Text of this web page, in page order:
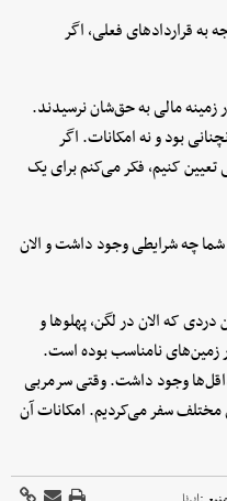
به قراردادهای فعلی، اگر
زمینه مالی به حق‌شان نرسیدند.
بود و نه امکانات. اگر
تعیین کنیم، فکر می‌کنم برای یک
چه شرایطی وجود داشت و الان
دردی که الان در لگن، پهلوها و
زمین‌های نامناسب بوده است.
وجود داشت. وقتی سرمربی
اتوبوس ۳۰۲ به شهرهای مختلف سفر می‌کردیم. امکانات آن